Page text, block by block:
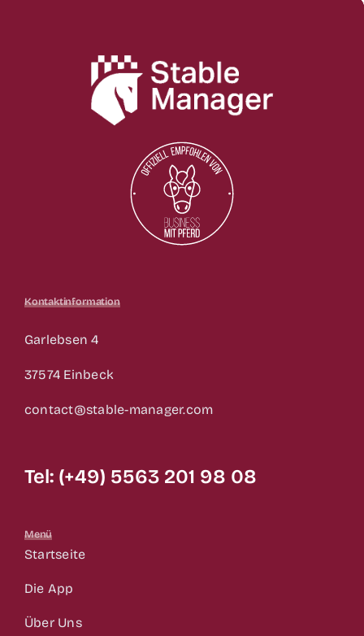
Kontaktinformation
Garlebsen 4
37574 Einbeck
contact@stable-manager.com
Tel: (+49) 5563 201 98 08
Menü
Startseite
Die App
Über Uns